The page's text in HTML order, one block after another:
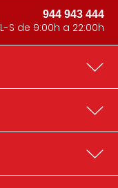
944 943 444
L-S de 9:00h a 22:00h